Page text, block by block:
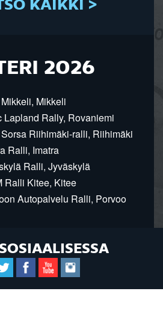
KAIKKI >
2026
Mikkeli
Rally, Rovaniemi
Riihimäki-ralli, Riihimäki
Ralli, Imatra
Ralli, Jyväskylä
Ralli Kitee, Kitee
Autopalvelu Ralli, Porvoo